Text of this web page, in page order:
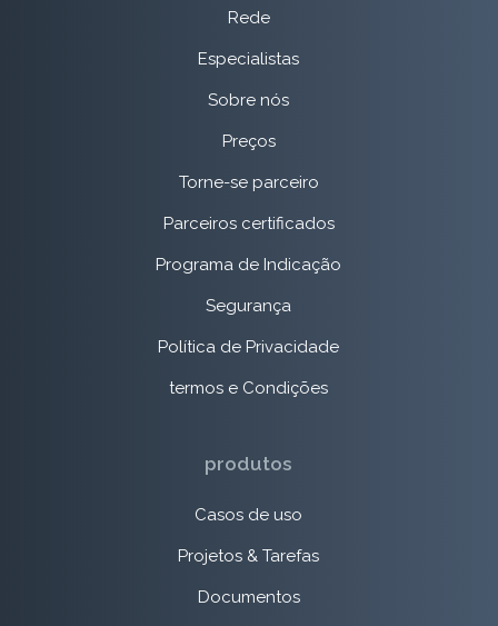
Rede
Especialistas
Sobre nós
Preços
Torne-se parceiro
Parceiros certificados
Programa de Indicação
Segurança
Política de Privacidade
termos e Condições
produtos
Casos de uso
Projetos & Tarefas
Documentos